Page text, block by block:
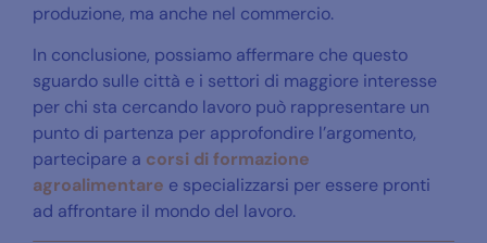
produzione, ma anche nel commercio.
In conclusione, possiamo affermare che questo
sguardo sulle città e i settori di maggiore interesse
per chi sta cercando lavoro può rappresentare un
punto di partenza per approfondire l’argomento,
partecipare a corsi di formazione
agroalimentare e specializzarsi per essere pronti
ad affrontare il mondo del lavoro.